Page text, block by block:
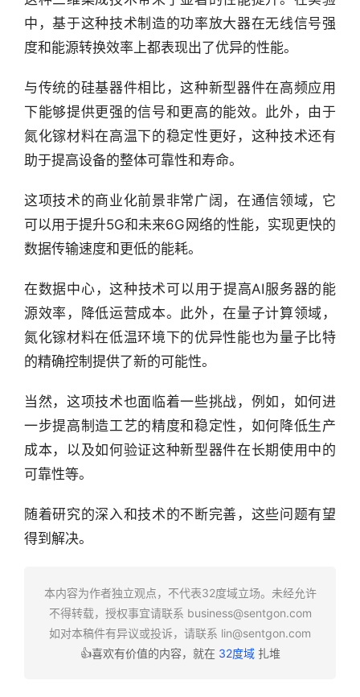
业
快
资
讯
精
选
条
深
经
数
据
中，基于这种技术制造的功率放大器在无线信号强
度和能源转换效率上都表现出了优异的性能。
与传统的硅基器件相比，这种新型器件在高频应用
下能够提供更强的信号和更高的能效。此外，由于
氮化镓材料在高温下的稳定性更好，这种技术还有
助于提高设备的整体可靠性和寿命。
这项技术的商业化前景非常广阔，在通信领域，它
可以用于提升5G和未来6G网络的性能，实现更快的
数据传输速度和更低的能耗。
在数据中心，这种技术可以用于提高AI服务器的能
源效率，降低运营成本。此外，在量子计算领域，
氮化镓材料在低温环境下的优异性能也为量子比特
的精确控制提供了新的可能性。
当然，这项技术也面临着一些挑战，例如，如何进
一步提高制造工艺的精度和稳定性，如何降低生产
成本，以及如何验证这种新型器件在长期使用中的
可靠性等。
随着研究的深入和技术的不断完善，这些问题有望
得到解决。
本内容为作者独立观点，不代表32度域立场。未经允许
不得转载，授权事宜请联系 business@sentgon.com
如对本稿件有异议或投诉，请联系 lin@sentgon.com
👍喜欢有价值的内容，就在 32度域扎堆